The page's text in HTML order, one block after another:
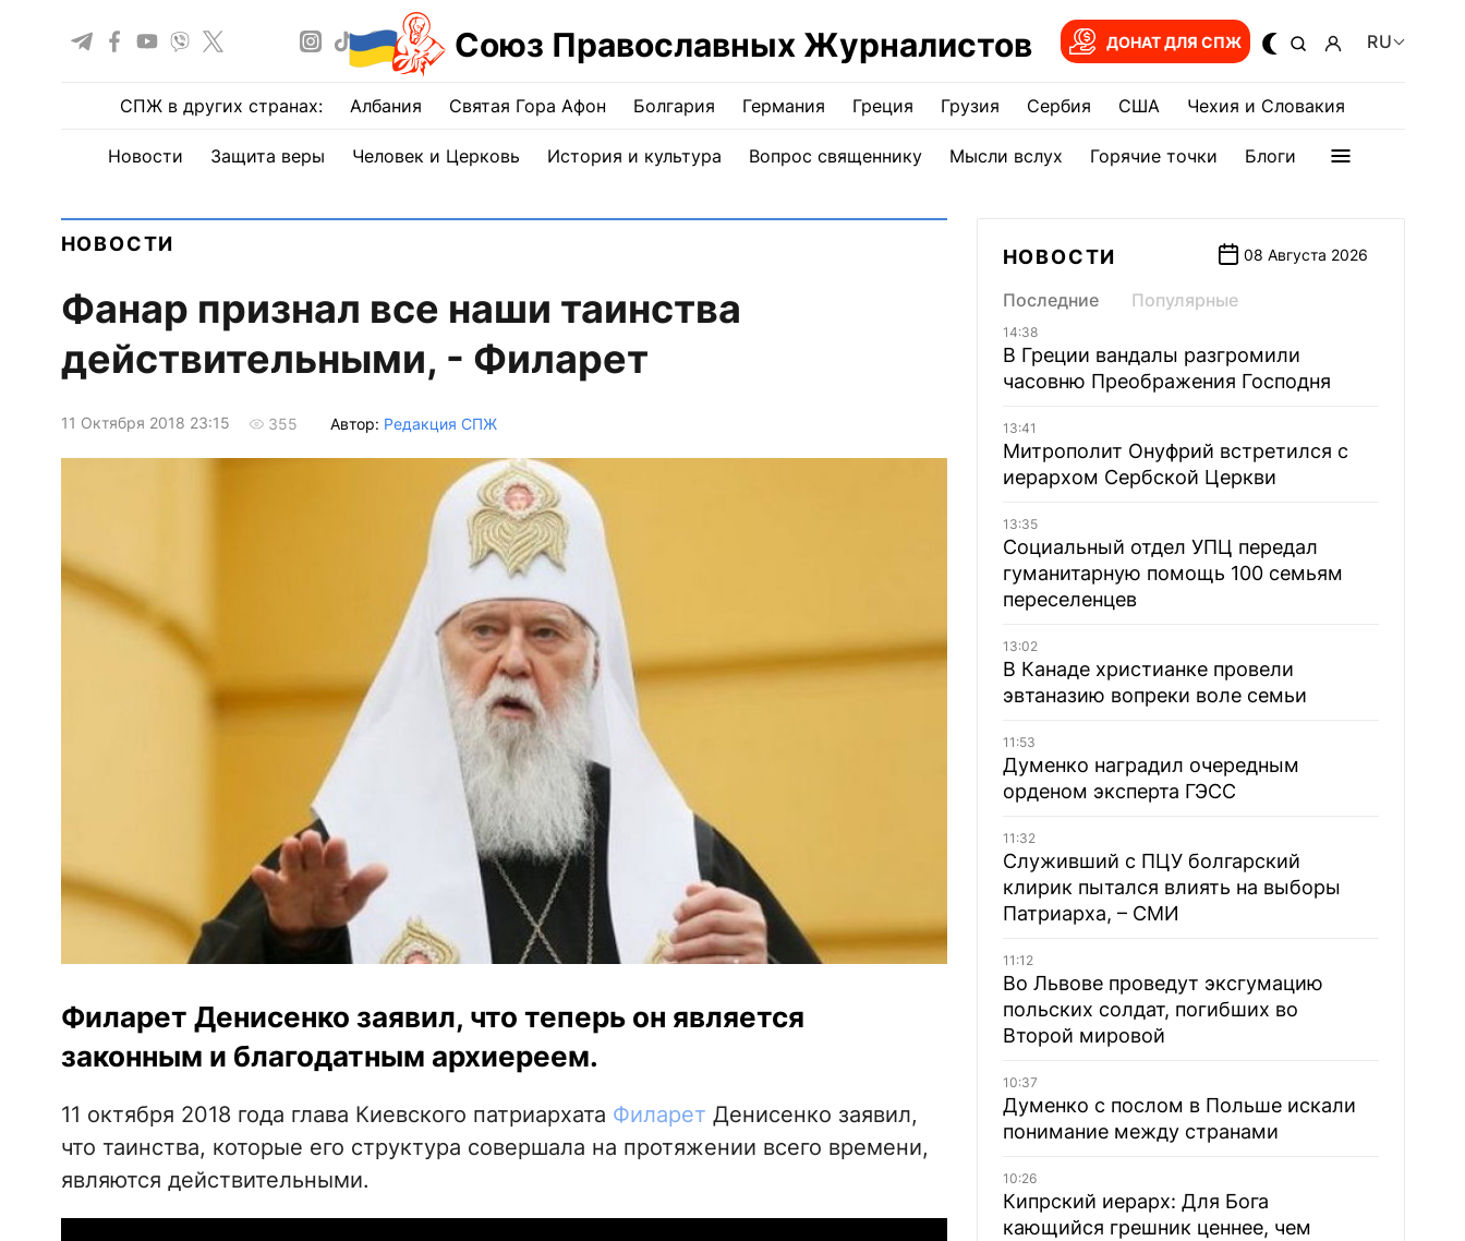
Союз Православных Журналистов ДОНАТ ДЛЯ СПЖ RU
СПЖ в других странах: Албания Святая Гора Афон Болгария Германия Греция Грузия Сербия США Чехия и Словакия
Новости Защита веры Человек и Церковь История и культура Вопрос священнику Мысли вслух Горячие точки Блоги
НОВОСТИ
Фанар признал все наши таинства
действительными, - Филарет
11 Октября 2018 23:15 355 Автор: Редакция СПЖ
Филарет Денисенко заявил, что теперь он является
законным и благодатным архиереем.
11 октября 2018 года глава Киевского патриархата Филарет Денисенко заявил,
что таинства, которые его структура совершала на протяжении всего времени,
являются действительными.
НОВОСТИ 08 Августа 2026
Последние Популярные
14:38
В Греции вандалы разгромили
часовню Преображения Господня
13:41
Митрополит Онуфрий встретился с
иерархом Сербской Церкви
13:35
Социальный отдел УПЦ передал
гуманитарную помощь 100 семьям
переселенцев
13:02
В Канаде христианке провели
эвтаназию вопреки воле семьи
11:53
Думенко наградил очередным
орденом эксперта ГЭСС
11:32
Служивший с ПЦУ болгарский
клирик пытался влиять на выборы
Патриарха, – СМИ
11:12
Во Львове проведут эксгумацию
польских солдат, погибших во
Второй мировой
10:37
Думенко с послом в Польше искали
понимание между странами
10:26
Кипрский иерарх: Для Бога
кающийся грешник ценнее, чем